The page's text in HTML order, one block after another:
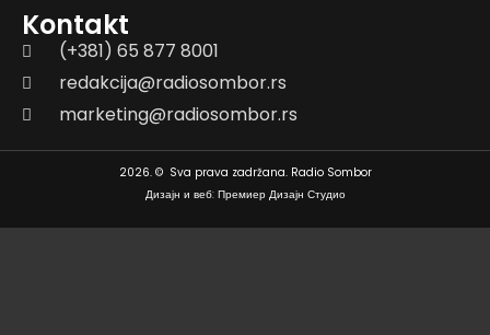
Kontakt
(+381) 65 877 8001
redakcija@radiosombor.rs
marketing@radiosombor.rs
2026. © Sva prava zadržana. Radio Sombor
Дизајн и веб: Премиер Дизајн Студио